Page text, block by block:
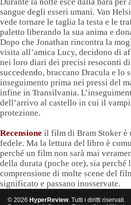
sangue degli esseri umani. Van
vede tornare le taglia la testa e le
paletto liberando la sua anima e
Dopo che Jonathan rincontra la
visita all’amica Lucy, decidono di
nei loro diari dei precisi resoconti
succedendo, braccano Dracula e lo
inseguimento prima nei pressi del
infine in Transilvania.
dell’arrivo al castello in cui il
protezione.
Recensione il film di Bram Stoker è
fedele. Ma la lettura del libro è
perché un film non sarà mai
della durata (poche ore), sia perché
comprensione di molte scene del
significato e passano inosservate.
© 2026 HyperReview. Tutti i diritti riservati.